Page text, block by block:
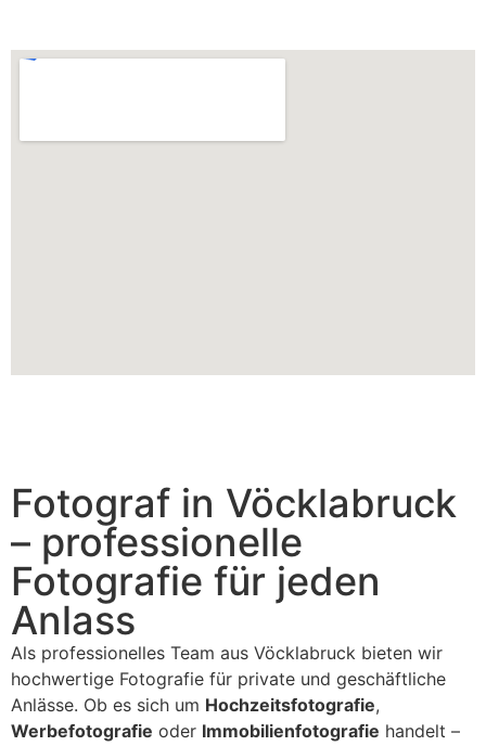
Fotograf in Vöcklabruck
– professionelle
Fotografie für jeden
Anlass
Als professionelles Team aus Vöcklabruck bieten wir
hochwertige Fotografie für private und geschäftliche
Anlässe. Ob es sich um Hochzeitsfotografie,
Werbefotografie oder Immobilienfotografie handelt –